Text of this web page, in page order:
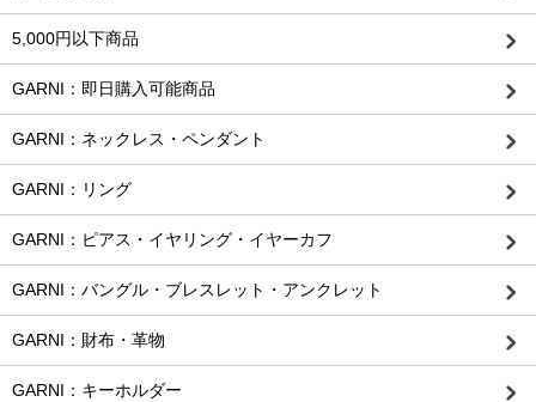
5,000円以下商品
GARNI：即日購入可能商品
GARNI：ネックレス・ペンダント
GARNI：リング
GARNI：ピアス・イヤリング・イヤーカフ
GARNI：バングル・ブレスレット・アンクレット
GARNI：財布・革物
GARNI：キーホルダー